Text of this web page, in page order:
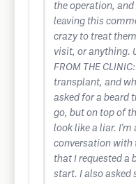
the operation,
leaving this
crazy to treat
visit, or anything.
FROM THE
transplant, and
asked for a beard
go, but on top of
look like a liar.
conversation with
that I requested a
start. I also asked